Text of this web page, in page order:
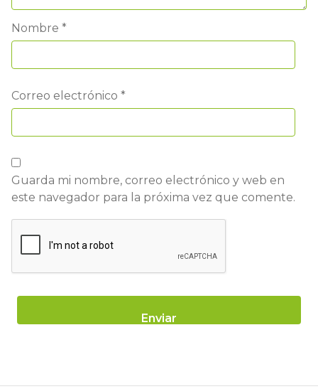
Nombre *
Correo electrónico *
Guarda mi nombre, correo electrónico y web en
este navegador para la próxima vez que comente.